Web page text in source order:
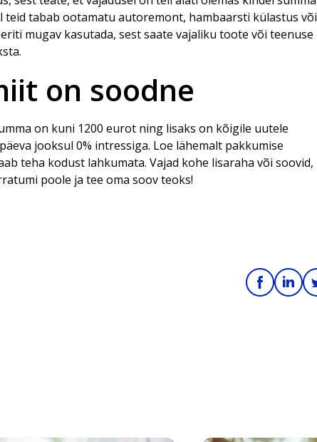
teid tabab ootamatu autoremont, hambaarsti külastus või
mugav kasutada, sest saate vajaliku toote või teenuse
on soodne
on kuni 1200 eurot ning lisaks on kõigile uutele
jooksul 0% intressiga. Loe lähemalt pakkumise
teha kodust lahkumata. Vajad kohe lisaraha või soovid,
poole ja tee oma soov teoks!